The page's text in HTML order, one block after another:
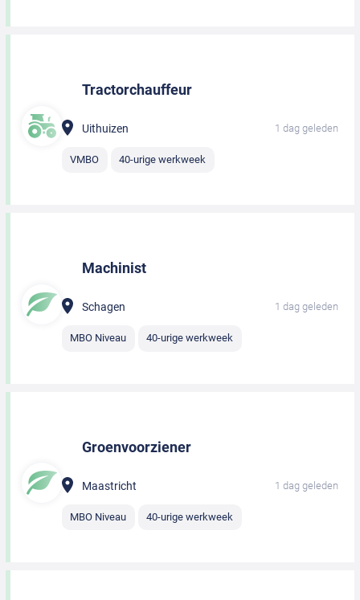
Tractorchauffeur
Uithuizen 1 dag geleden
VMBO 40-urige werkweek
Machinist
Schagen 1 dag geleden
MBO Niveau 40-urige werkweek
Groenvoorziener
Maastricht 1 dag geleden
MBO Niveau 40-urige werkweek